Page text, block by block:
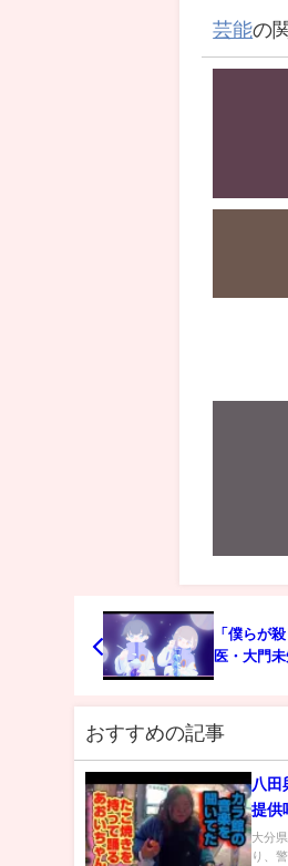
芸能の
「僕らが
医・大門
おすすめの記事
八
提供
件か
大分
り、